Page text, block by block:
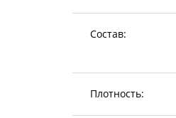
Состав:
Плотность: